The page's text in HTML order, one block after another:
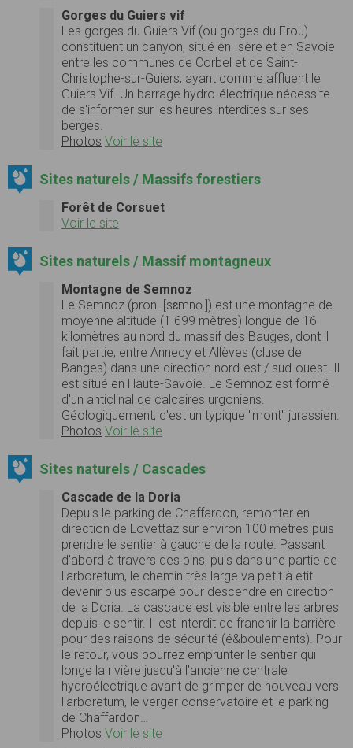
Gorges du Guiers vif
Les gorges du Guiers Vif (ou gorges du Frou)
constituent un canyon, situé en Isère et en Savoie
entre les communes de Corbel et de Saint-
Christophe-sur-Guiers, ayant comme affluent le
Guiers Vif. Un barrage hydro-électrique nécessite
de s'informer sur les heures interdites sur ses
berges.
Photos Voir le site
Sites naturels / Massifs forestiers
Forêt de Corsuet
Voir le site
Sites naturels / Massif montagneux
Montagne de Semnoz
Le Semnoz (pron. [sɛmnọ ]) est une montagne de
moyenne altitude (1 699 mètres) longue de 16
kilomètres au nord du massif des Bauges, dont il
fait partie, entre Annecy et Allèves (cluse de
Banges) dans une direction nord-est / sud-ouest. Il
est situé en Haute-Savoie. Le Semnoz est formé
d'un anticlinal de calcaires urgoniens.
Géologiquement, c'est un typique "mont" jurassien.
Photos Voir le site
Sites naturels / Cascades
Cascade de la Doria
Depuis le parking de Chaffardon, remonter en
direction de Lovettaz sur environ 100 mètres puis
prendre le sentier à gauche de la route. Passant
d'abord à travers des pins, puis dans une partie de
l'arboretum, le chemin très large va petit à etit
devenir plus escarpé pour descendre en direction
de la Doria. La cascade est visible entre les arbres
depuis le sentir. Il est interdit de franchir la barrière
pour des raisons de sécurité (é&boulements). Pour
le retour, vous pourrez emprunter le sentier qui
longe la rivière jusqu'à l'ancienne centrale
hydroélectrique avant de grimper de nouveau vers
l'arboretum, le verger conservatoire et le parking
de Chaffardon…
Photos Voir le site